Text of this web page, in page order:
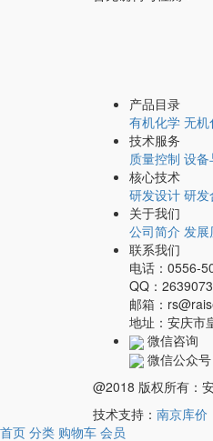
产品目录
有机化学 无机
技术服务
质量控制 设备
核心技术
研发设计 研发
关于我们
公司简介 发展
联系我们
电话：0556-
QQ：
邮箱：
地址：安庆市
微信咨询
微信公众号
@2018 版权所有：
技术支持： 南京库价
首页 分类 购物车 会员